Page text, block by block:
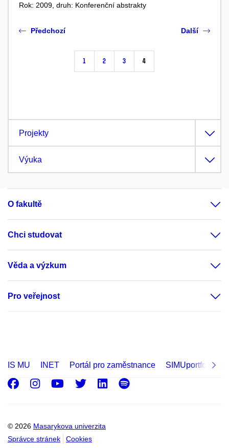
Rok: 2009, druh: Konferenční abstrakty
Předchozí
1 2 3 4
Další
Projekty
Výuka
O fakultě
Chci studovat
Věda a výzkum
Pro veřejnost
IS MU INET Portál pro zaměstnance SIMUportfolio
© 2026 Masarykova univerzita
Správce stránek
Cookies
Facebook
Instagram
Youtube
Twitter
LinkedIn
Spotify